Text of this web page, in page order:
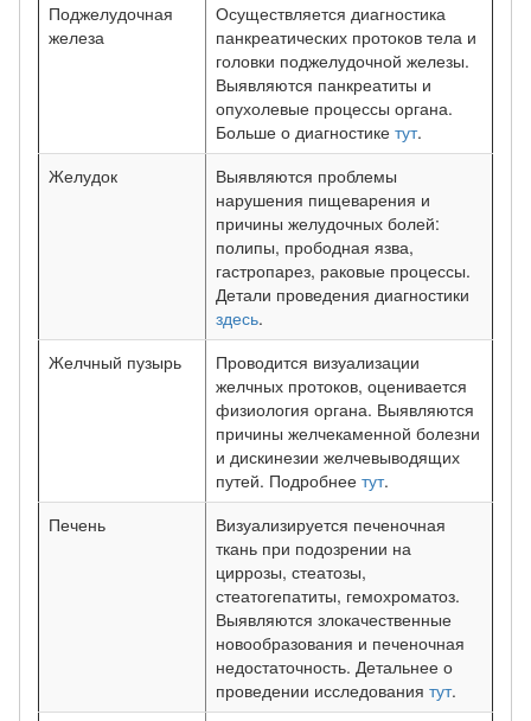
Поджелудочная
железа
Осуществляется диагностика
панкреатических протоков тела и
головки поджелудочной железы.
Выявляются панкреатиты и
опухолевые процессы органа.
Больше о диагностике тут.
Желудок
Выявляются проблемы
нарушения пищеварения и
причины желудочных болей:
полипы, прободная язва,
гастропарез, раковые процессы.
Детали проведения диагностики
здесь.
Желчный пузырь
Проводится визуализации
желчных протоков, оценивается
физиология органа. Выявляются
причины желчекаменной болезни
и дискинезии желчевыводящих
путей. Подробнее тут.
Печень
Визуализируется печеночная
ткань при подозрении на
циррозы, стеатозы,
стеатогепатиты, гемохроматоз.
Выявляются злокачественные
новообразования и печеночная
недостаточность. Детальнее о
проведении исследования тут.